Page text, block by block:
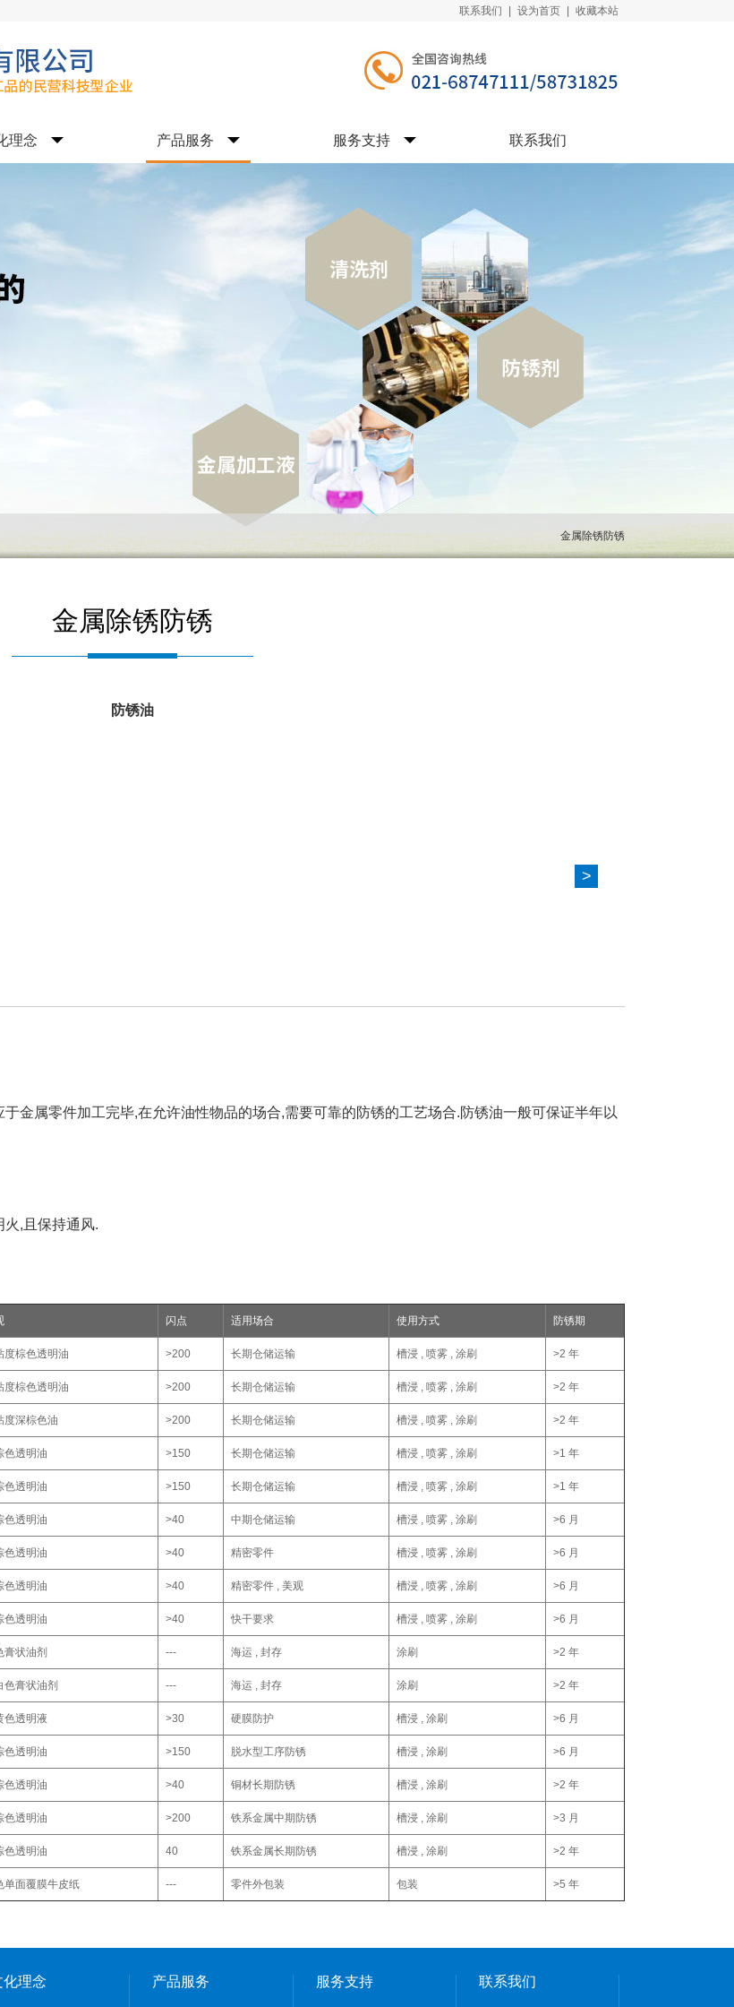
联系我们 设为首页 收藏本站
理念 产品服务 服务支持 联系我们
金属除锈防锈
金属除锈防锈
防锈油
>
属零件加工完毕,在允许油性物品的场合,需要可靠的防锈的工艺场合.防锈油一般可保证半年以
,且保持通风.
闪点 适用场合 使用方式 防锈期
度棕色透明油 >200 长期仓储运输 槽浸 , 喷雾 , 涂刷 >2 年
度棕色透明油 >200 长期仓储运输 槽浸 , 喷雾 , 涂刷 >2 年
度深棕色油 >200 长期仓储运输 槽浸 , 喷雾 , 涂刷 >2 年
色透明油 >150 长期仓储运输 槽浸 , 喷雾 , 涂刷 >1 年
色透明油 >150 长期仓储运输 槽浸 , 喷雾 , 涂刷 >1 年
色透明油 >40 中期仓储运输 槽浸 , 喷雾 , 涂刷 >6 月
色透明油 >40 精密零件 槽浸 , 喷雾 , 涂刷 >6 月
色透明油 >40 精密零件 , 美观 槽浸 , 喷雾 , 涂刷 >6 月
色透明油 >40 快干要求 槽浸 , 喷雾 , 涂刷 >6 月
膏状油剂 --- 海运 , 封存 涂刷 >2 年
色膏状油剂 --- 海运 , 封存 涂刷 >2 年
色透明液 >30 硬膜防护 槽浸 , 涂刷 >6 月
色透明油 >150 脱水型工序防锈 槽浸 , 涂刷 >6 月
色透明油 >40 铜材长期防锈 槽浸 , 涂刷 >2 年
色透明油 >200 铁系金属中期防锈 槽浸 , 涂刷 >3 月
色透明油 40 铁系金属长期防锈 槽浸 , 涂刷 >2 年
单面覆膜牛皮纸 --- 零件外包装 包装 >5 年
化理念 产品服务 服务支持 联系我们